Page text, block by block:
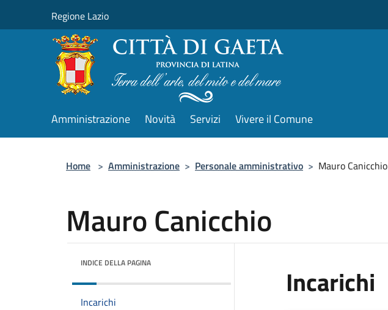
Regione Lazio
Amministrazione Novità Servizi Vivere il Comune
Home > Amministrazione > Personale amministrativo > Mauro Canicchio
Mauro Canicchio
INDICE DELLA PAGINA
Incarichi
Incarichi